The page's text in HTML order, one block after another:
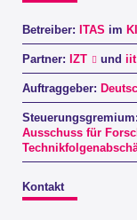
Betreiber: ITAS im
Partner: IZT und iit
Auftraggeber:
Steuerungsgremium:
Ausschuss für
Kontakt